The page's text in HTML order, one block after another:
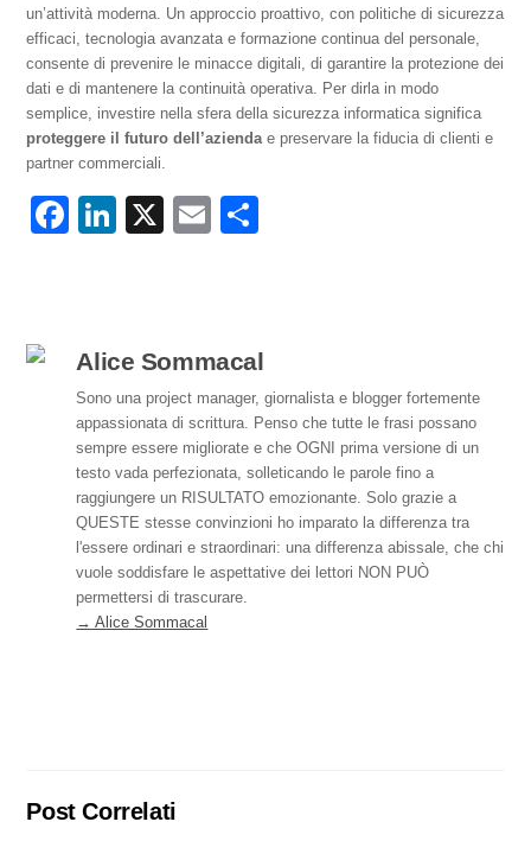
un’attività moderna. Un approccio proattivo, con politiche di sicurezza
efficaci, tecnologia avanzata e formazione continua del personale,
consente di prevenire le minacce digitali, di garantire la protezione dei
dati e di mantenere la continuità operativa. Per dirla in modo
semplice, investire nella sfera della sicurezza informatica significa
proteggere il futuro dell’aziendae preservare la fiducia di clienti e
partner commerciali.
F
b
o
o
k
Li
dI
n
X
E
vi
di
Alice Sommacal
Sono una project manager, giornalista e blogger fortemente
appassionata di scrittura. Penso che tutte le frasi possano
sempre essere migliorate e che OGNI prima versione di un
testo vada perfezionata, solleticando le parole fino a
raggiungere un RISULTATO emozionante. Solo grazie a
QUESTE stesse convinzioni ho imparato la differenza tra
l'essere ordinari e straordinari: una differenza abissale, che chi
vuole soddisfare le aspettative dei lettori NON PUÒ
permettersi di trascurare.
→ Alice Sommacal
Post Correlati